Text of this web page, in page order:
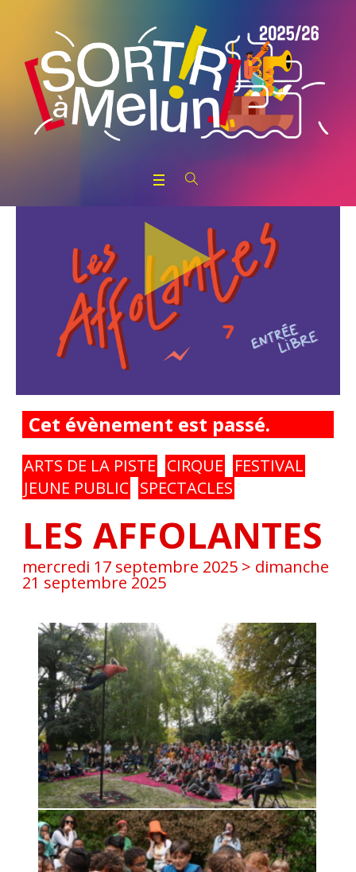
Cet évènement est passé.
ARTS DE LA PISTE CIRQUE
FESTIVAL
JEUNE PUBLIC SPECTACLES
LES AFFOLANTES
mercredi 17 septembre 2025 > dimanche
21 septembre 2025